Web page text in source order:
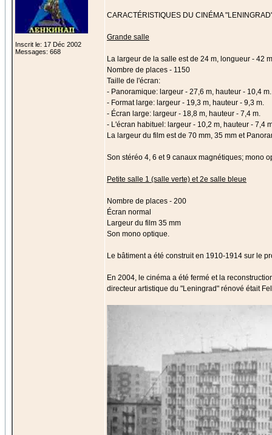
Inscrit le: 17 Déc 2002
Messages: 668
CARACTÉRISTIQUES DU CINÉMA
Grande salle
La largeur de la salle est de 24 m, longueur - 42
Nombre de places - 1150
Taille de l'écran:
- Panoramique: largeur - 27,6 m, hauteur - 10,4 m.
- Format large: largeur - 19,3 m, hauteur - 9,3 m.
- Écran large: largeur - 18,8 m, hauteur - 7,4 m.
- L'écran habituel: largeur - 10,2 m, hauteur - 7,4
La largeur du film est de 70 mm, 35 mm et
Son stéréo 4, 6 et 9 canaux magnétiques; mono
Petite salle 1 (salle verte) et 2e salle bleue
Nombre de places - 200
Écran normal
Largeur du film 35 mm
Son mono optique.
Le bâtiment a été construit en 1910-1914 sur le
En 2004, le cinéma a été fermé et la
directeur artistique du "Leningrad" rénové était